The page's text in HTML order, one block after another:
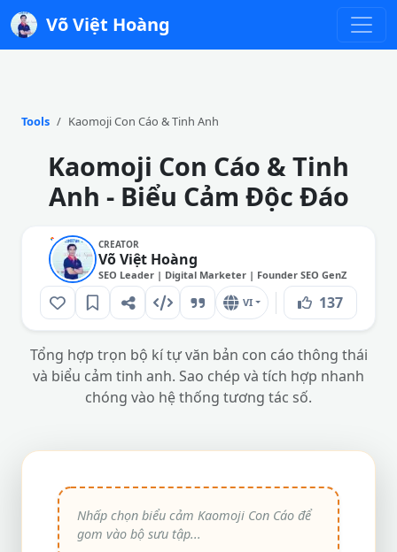
Võ Việt Hoàng
Tools Kaomoji Con Cáo & Tinh Anh
Kaomoji Con Cáo & Tinh
Anh - Biểu Cảm Độc Đáo
CREATOR
Võ Việt Hoàng
SEO Leader | Digital Marketer | Founder SEO GenZ
VI 137
Tổng hợp trọn bộ kí tự văn bản con cáo thông thái
và biểu cảm tinh anh. Sao chép và tích hợp nhanh
chóng vào hệ thống tương tác số.